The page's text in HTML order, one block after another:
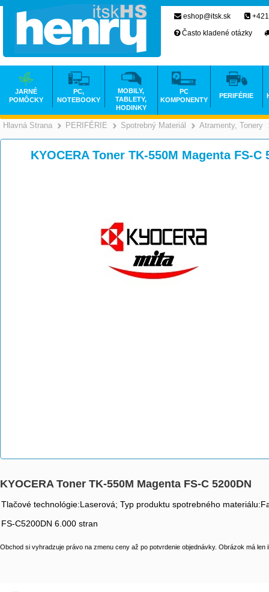
Hlavná Strana >
PERIFÉRIE >
Spotrebný Materiál >
Atramenty, Tonery
KYOCERA Toner TK-550M Magenta FS-C
KYOCERA Toner TK-550M Magenta FS-C 5200DN
Tlačové technológie:Laserová; Typ produktu spotrebného
FS-C5200DN 6.000 stran
Obchod si vyhradzuje právo na zmenu ceny až po potvrdenie objednávky. Obrázok má len
eshop@itsk.sk
Často kladené otázky
JARNÉ
POMÔCKY
PC,
NOTEBOOKY
MOBILY,
TABLETY,
HODINKY
PC
KOMPONENTY
PERIFÉRIE